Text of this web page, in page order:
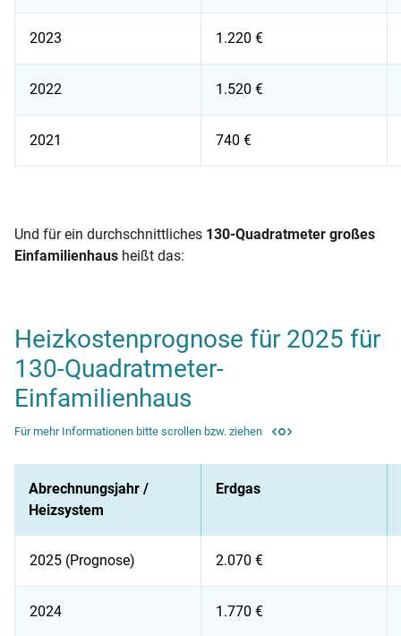
2023 1.220 €
2022 1.520 €
2021 740 €
Und für ein durchschnittliches 130-Quadratmeter großes
Einfamilienhaus heißt das:
Heizkostenprognose für 2025 für
130-Quadratmeter-
Einfamilienhaus
Für mehr Informationen bitte scrollen bzw. ziehen
Abrechnungsjahr /
Heizsystem
Erdgas
2025 (Prognose) 2.070 €
2024 1.770 €